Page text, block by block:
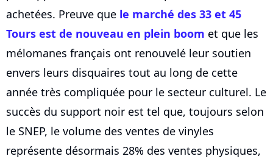
achetées. Preuve que le marché des 33 et 45
Tours est de nouveau en plein boom et que les
mélomanes français ont renouvelé leur soutien
envers leurs disquaires tout au long de cette
année très compliquée pour le secteur culturel. Le
succès du support noir est tel que, toujours selon
le SNEP, le volume des ventes de vinyles
représente désormais 28% des ventes physiques,